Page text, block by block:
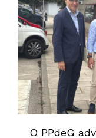
O PPdeG